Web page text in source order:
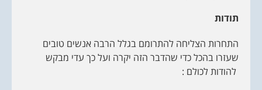
תודות
התחרות הצליחה להתרומם בגלל הרבה אנשים טובים
שעזרו בהכל כדי שהדבר הזה יקרה ועל כך עדי מבקש
להודות לכולם :